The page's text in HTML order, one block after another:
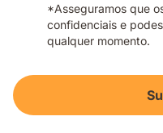
*Asseguramos que
confidenciais e
qualquer momento.